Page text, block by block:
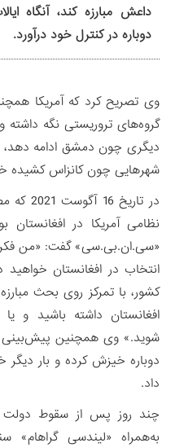
داعش مبارزه کند، آنگاه
دوباره در کنترل خود درآورد.
وی تصریح کرد که آمریکا
گروه‌های تروریستی نگه
دیگری چون دمشق ادامه دهد،
شهرهایی چون کانزاس کشیده
در
نظامی آمریکا در افغانستان
«سی.ان.بی.سی» گفت: «من فکر
انتخاب در افغانستان
کشور، با تمرکز روی بحث
افغانستان داشته باشید و
شوید.» وی همچنین پیش‌بینی
دوباره خیزش کرده و بار دیگر
داد.
چند روز پس از سقوط دولت
به‌همراه «لیندسی گراهام»